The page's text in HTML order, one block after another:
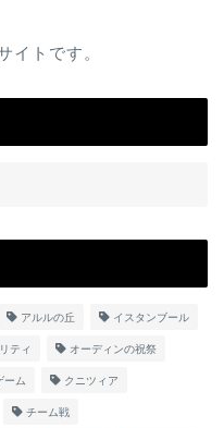
イトです。
アルルの丘 イスタンブール
ティ オーディンの祝祭
ーム クニツィア
チーム戦